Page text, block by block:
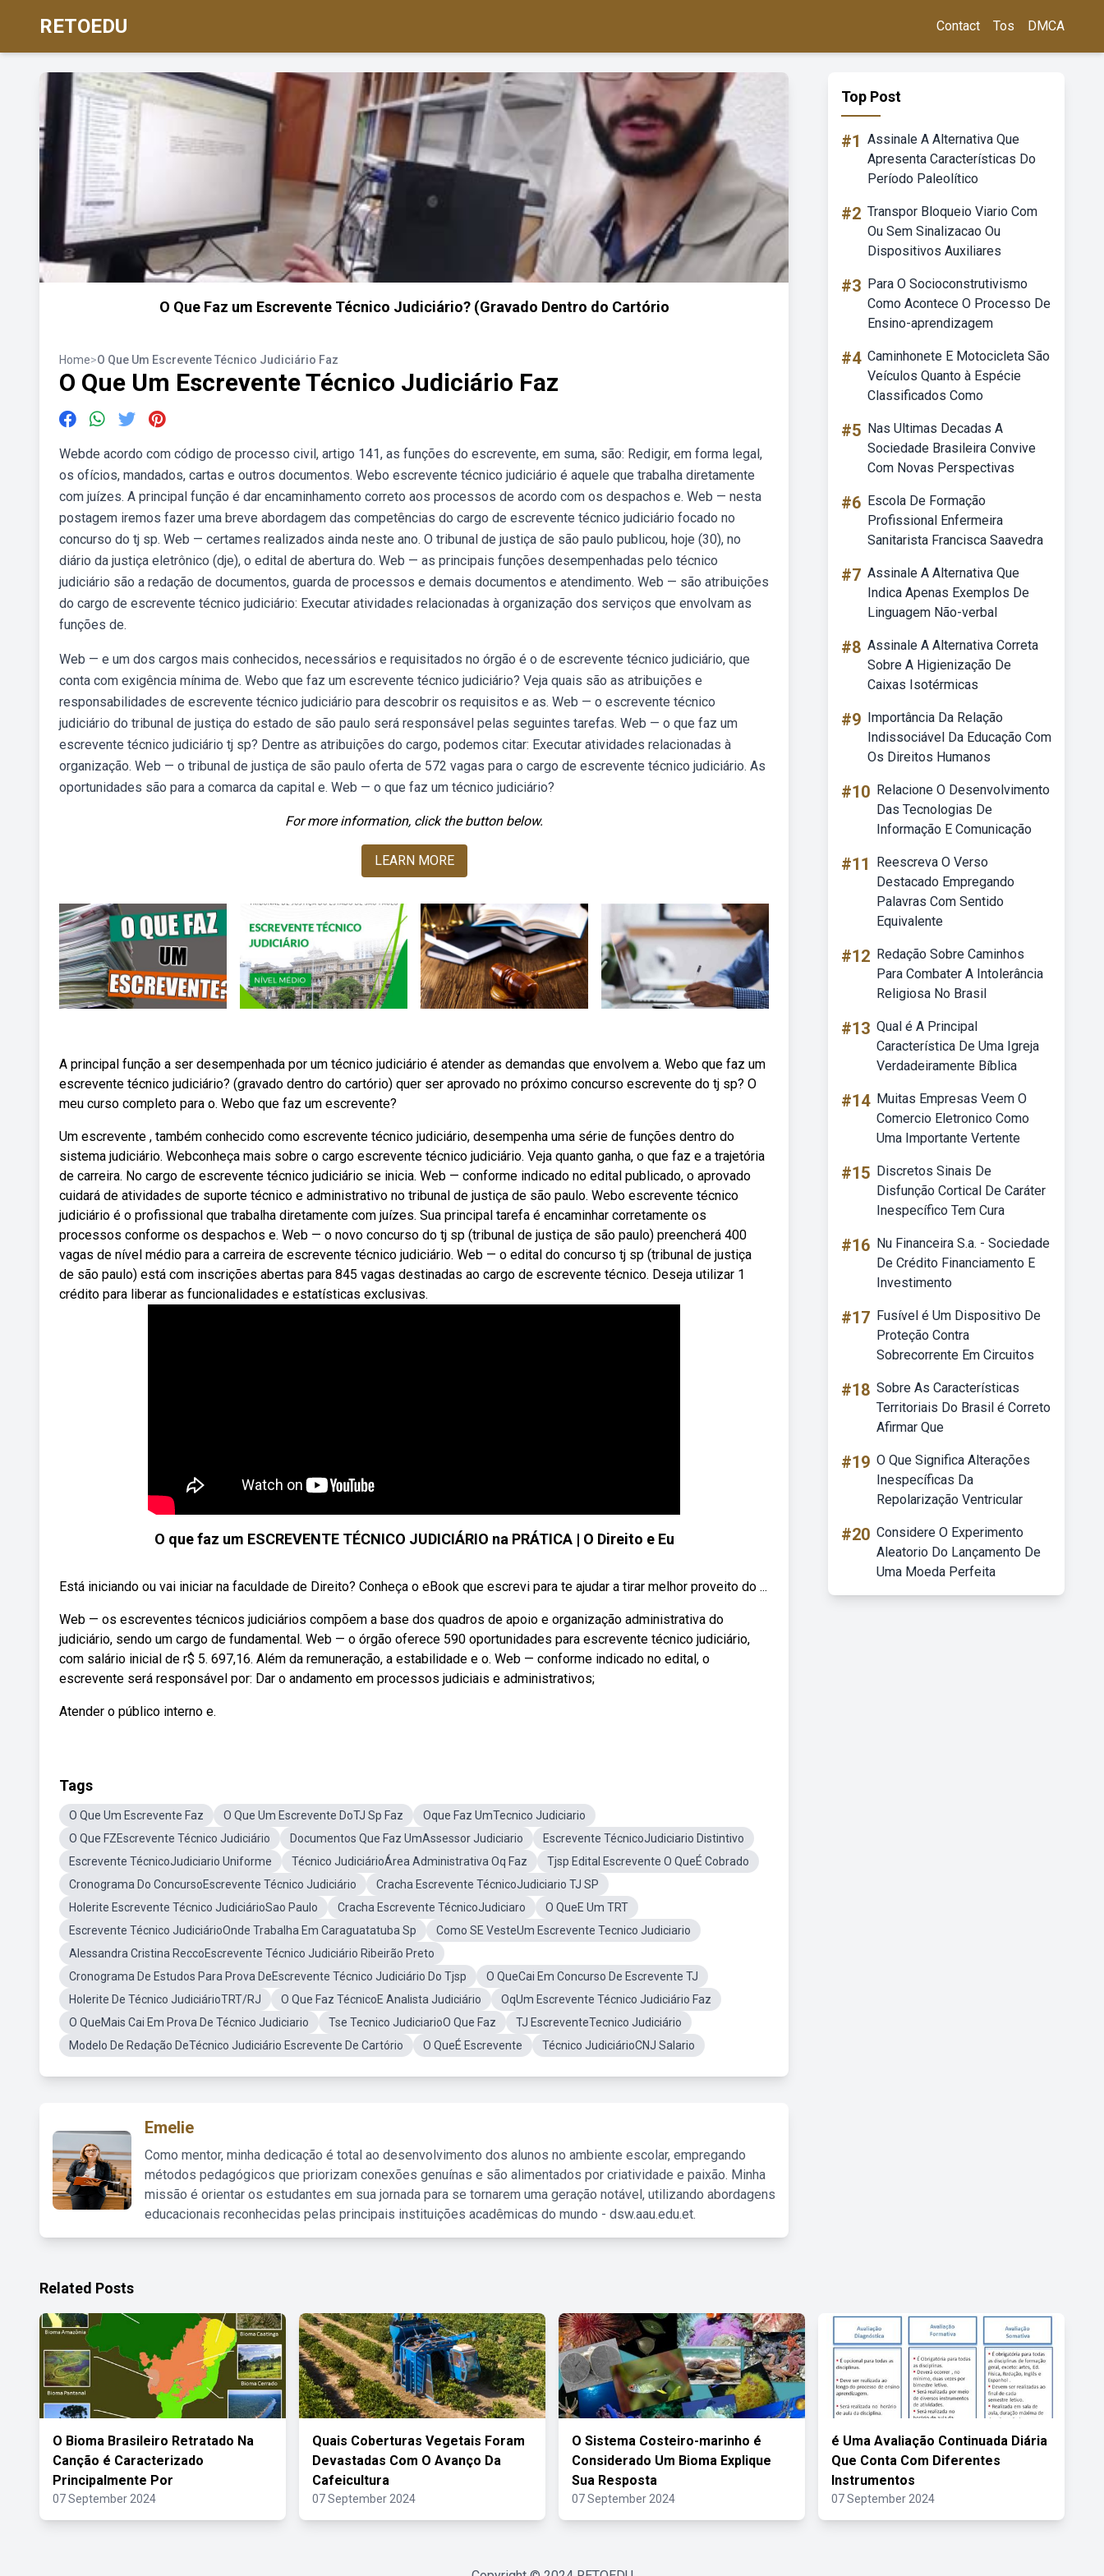
RETOEDU Contact Tos DMCA
O Que Faz um Escrevente Técnico Judiciário? (Gravado Dentro do Cartório
Home>O Que Um Escrevente Técnico Judiciário Faz
O Que Um Escrevente Técnico Judiciário Faz
Webde acordo com código de processo civil, artigo 141, as funções do escrevente, em suma, são: Redigir, em forma legal,
os ofícios, mandados, cartas e outros documentos. Webo escrevente técnico judiciário é aquele que trabalha diretamente
com juízes. A principal função é dar encaminhamento correto aos processos de acordo com os despachos e. Web — nesta
postagem iremos fazer uma breve abordagem das competências do cargo de escrevente técnico judiciário focado no
concurso do tj sp. Web — certames realizados ainda neste ano. O tribunal de justiça de são paulo publicou, hoje (30), no
diário da justiça eletrônico (dje), o edital de abertura do. Web — as principais funções desempenhadas pelo técnico
judiciário são a redação de documentos, guarda de processos e demais documentos e atendimento. Web — são atribuições
do cargo de escrevente técnico judiciário: Executar atividades relacionadas à organização dos serviços que envolvam as
funções de.
Web — e um dos cargos mais conhecidos, necessários e requisitados no órgão é o de escrevente técnico judiciário, que
conta com exigência mínima de. Webo que faz um escrevente técnico judiciário? Veja quais são as atribuições e
responsabilidades de escrevente técnico judiciário para descobrir os requisitos e as. Web — o escrevente técnico
judiciário do tribunal de justiça do estado de são paulo será responsável pelas seguintes tarefas. Web — o que faz um
escrevente técnico judiciário tj sp? Dentre as atribuições do cargo, podemos citar: Executar atividades relacionadas à
organização. Web — o tribunal de justiça de são paulo oferta de 572 vagas para o cargo de escrevente técnico judiciário. As
oportunidades são para a comarca da capital e. Web — o que faz um técnico judiciário?
For more information, click the button below.
LEARN MORE
A principal função a ser desempenhada por um técnico judiciário é atender as demandas que envolvem a. Webo que faz um
escrevente técnico judiciário? (gravado dentro do cartório) quer ser aprovado no próximo concurso escrevente do tj sp? O
meu curso completo para o. Webo que faz um escrevente?
Um escrevente , também conhecido como escrevente técnico judiciário, desempenha uma série de funções dentro do
sistema judiciário. Webconheça mais sobre o cargo escrevente técnico judiciário. Veja quanto ganha, o que faz e a trajetória
de carreira. No cargo de escrevente técnico judiciário se inicia. Web — conforme indicado no edital publicado, o aprovado
cuidará de atividades de suporte técnico e administrativo no tribunal de justiça de são paulo. Webo escrevente técnico
judiciário é o profissional que trabalha diretamente com juízes. Sua principal tarefa é encaminhar corretamente os
processos conforme os despachos e. Web — o novo concurso do tj sp (tribunal de justiça de são paulo) preencherá 400
vagas de nível médio para a carreira de escrevente técnico judiciário. Web — o edital do concurso tj sp (tribunal de justiça
de são paulo) está com inscrições abertas para 845 vagas destinadas ao cargo de escrevente técnico. Deseja utilizar 1
crédito para liberar as funcionalidades e estatísticas exclusivas.
O que faz um ESCREVENTE TÉCNICO JUDICIÁRIO na PRÁTICA | O Direito e Eu
Está iniciando ou vai iniciar na faculdade de Direito? Conheça o eBook que escrevi para te ajudar a tirar melhor proveito do ...
Web — os escreventes técnicos judiciários compõem a base dos quadros de apoio e organização administrativa do
judiciário, sendo um cargo de fundamental. Web — o órgão oferece 590 oportunidades para escrevente técnico judiciário,
com salário inicial de r$ 5. 697,16. Além da remuneração, a estabilidade e o. Web — conforme indicado no edital, o
escrevente será responsável por: Dar o andamento em processos judiciais e administrativos;
Atender o público interno e.
Tags
O Que Um Escrevente Faz O Que Um Escrevente DoTJ Sp Faz
Oque Faz UmTecnico Judiciario
O Que FZEscrevente Técnico Judiciário
Documentos Que Faz UmAssessor Judiciario
Escrevente TécnicoJudiciario Distintivo
Escrevente TécnicoJudiciario Uniforme
Técnico JudiciárioÁrea Administrativa Oq Faz
Tjsp Edital Escrevente O QueÉ Cobrado
Cronograma Do ConcursoEscrevente Técnico Judiciário
Cracha Escrevente TécnicoJudiciario TJ SP
Holerite Escrevente Técnico JudiciárioSao Paulo
Cracha Escrevente TécnicoJudiciaro
O QueE Um TRT
Escrevente Técnico JudiciárioOnde Trabalha Em Caraguatatuba Sp
Como SE VesteUm Escrevente Tecnico Judiciario
Alessandra Cristina ReccoEscrevente Técnico Judiciário Ribeirão Preto
Cronograma De Estudos Para Prova DeEscrevente Técnico Judiciário Do Tjsp
O QueCai Em Concurso De Escrevente TJ
Holerite De Técnico JudiciárioTRT/RJ
O Que Faz TécnicoE Analista Judiciário
OqUm Escrevente Técnico Judiciário Faz
O QueMais Cai Em Prova De Técnico Judiciario
Tse Tecnico JudiciarioO Que Faz
TJ EscreventeTecnico Judiciário
Modelo De Redação DeTécnico Judiciário Escrevente De Cartório
O QueÉ Escrevente Técnico JudiciárioCNJ Salario
Emelie
Como mentor, minha dedicação é total ao desenvolvimento dos alunos no ambiente escolar, empregando
métodos pedagógicos que priorizam conexões genuínas e são alimentados por criatividade e paixão. Minha
missão é orientar os estudantes em sua jornada para se tornarem uma geração notável, utilizando abordagens
educacionais reconhecidas pelas principais instituições acadêmicas do mundo - dsw.aau.edu.et.
Top Post
#1 Assinale A Alternativa Que
Apresenta Características Do
Período Paleolítico
#2 Transpor Bloqueio Viario Com
Ou Sem Sinalizacao Ou
Dispositivos Auxiliares
#3 Para O Socioconstrutivismo
Como Acontece O Processo De
Ensino-aprendizagem
#4 Caminhonete E Motocicleta São
Veículos Quanto à Espécie
Classificados Como
#5 Nas Ultimas Decadas A
Sociedade Brasileira Convive
Com Novas Perspectivas
#6 Escola De Formação
Profissional Enfermeira
Sanitarista Francisca Saavedra
#7 Assinale A Alternativa Que
Indica Apenas Exemplos De
Linguagem Não-verbal
#8 Assinale A Alternativa Correta
Sobre A Higienização De
Caixas Isotérmicas
#9 Importância Da Relação
Indissociável Da Educação Com
Os Direitos Humanos
#10 Relacione O Desenvolvimento
Das Tecnologias De
Informação E Comunicação
#11
Reescreva O Verso
Destacado Empregando
Palavras Com Sentido
Equivalente
#12 Redação Sobre Caminhos
Para Combater A Intolerância
Religiosa No Brasil
#13 Qual é A Principal
Característica De Uma Igreja
Verdadeiramente Bíblica
#14 Muitas Empresas Veem O
Comercio Eletronico Como
Uma Importante Vertente
#15 Discretos Sinais De
Disfunção Cortical De Caráter
Inespecífico Tem Cura
#16 Nu Financeira S.a. - Sociedade
De Crédito Financiamento E
Investimento
#17 Fusível é Um Dispositivo De
Proteção Contra
Sobrecorrente Em Circuitos
#18 Sobre As Características
Territoriais Do Brasil é Correto
Afirmar Que
#19 O Que Significa Alterações
Inespecíficas Da
Repolarização Ventricular
#20 Considere O Experimento
Aleatorio Do Lançamento De
Uma Moeda Perfeita
Related Posts
O Bioma Brasileiro Retratado Na
Canção é Caracterizado
Principalmente Por
07 September 2024
Quais Coberturas Vegetais Foram
Devastadas Com O Avanço Da
Cafeicultura
07 September 2024
O Sistema Costeiro-marinho é
Considerado Um Bioma Explique
Sua Resposta
07 September 2024
é Uma Avaliação Continuada Diária
Que Conta Com Diferentes
Instrumentos
07 September 2024